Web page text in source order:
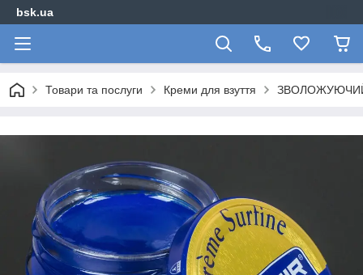
bsk.ua
Товари та послуги Креми для взуття ЗВОЛОЖУЮЧИЙ